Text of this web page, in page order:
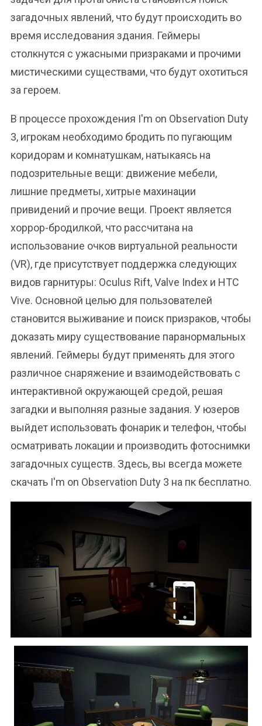
загадочных явлений, что будут происходить во
время исследования здания. Геймеры
столкнутся с ужасными призраками и прочими
мистическими существами, что будут охотиться
за героем.
В процессе прохождения I'm on Observation Duty
3, игрокам необходимо бродить по пугающим
коридорам и комнатушкам, натыкаясь на
подозрительные вещи: движение мебели,
лишние предметы, хитрые махинации
привидений и прочие вещи. Проект является
хоррор-бродилкой, что рассчитана на
использование очков виртуальной реальности
(VR), где присутствует поддержка следующих
видов гарнитуры: Oculus Rift, Valve Index и HTC
Vive. Основной целью для пользователей
становится выживание и поиск призраков, чтобы
доказать миру существование паранормальных
явлений. Геймеры будут применять для этого
различное снаряжение и взаимодействовать с
интерактивной окружающей средой, решая
загадки и выполняя разные задания. У юзеров
выйдет использовать фонарик и телефон, чтобы
осматривать локации и производить фотоснимки
загадочных существ. Здесь, вы всегда можете
скачать I'm on Observation Duty 3 на пк бесплатно.